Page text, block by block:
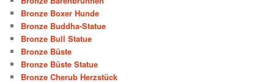
Bronze Boxer Hunde
Bronze Buddha-Statue
Bronze Bull Statue
Bronze Büste
Bronze Büste Statue
Bronze Cherub Herzstück